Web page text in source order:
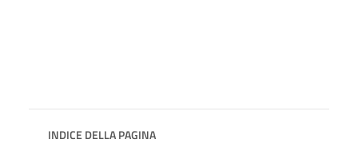
INDICE DELLA PAGINA